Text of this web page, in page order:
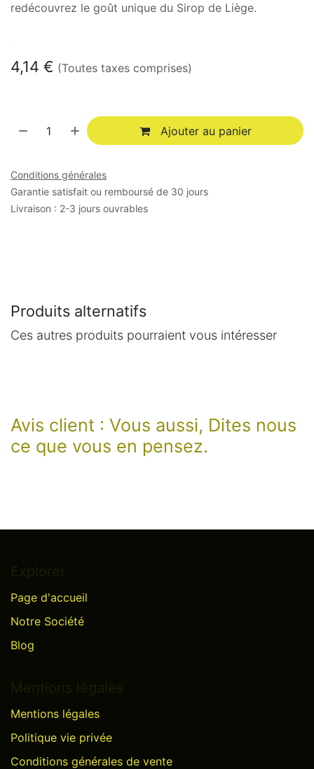
redécouvrez le goût unique du Sirop de Liège.
4,14 € (Toutes taxes comprises)
Ajouter au panier
Conditions générales
Garantie satisfait ou remboursé de 30 jours
Livraison : 2-3 jours ouvrables
Produits alternatifs
Ces autres produits pourraient vous intéresser
Avis client : Vous aussi, Dites nous
ce que vous en pensez.
Page d'accueil
Notre Société
Blog
Mentions légales
Politique vie privée
Conditions générales de vente